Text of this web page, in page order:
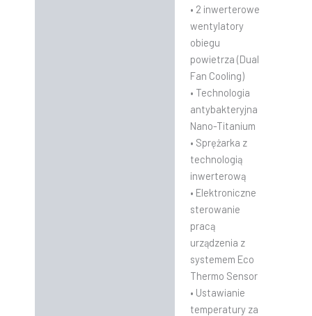
• 2 inwerterowe
wentylatory
obiegu
powietrza (Dual
Fan Cooling)
• Technologia
antybakteryjna
Nano-Titanium
• Sprężarka z
technologią
inwerterową
• Elektroniczne
sterowanie
pracą
urządzenia z
systemem Eco
Thermo Sensor
• Ustawianie
temperatury za